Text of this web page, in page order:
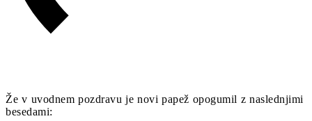
Že v uvodnem pozdravu je novi papež opogumil z naslednjimi
besedami: